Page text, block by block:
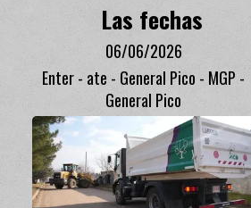
Las fechas
Enter - ate - General Pico - MGP -
General Pico
06/06/2026